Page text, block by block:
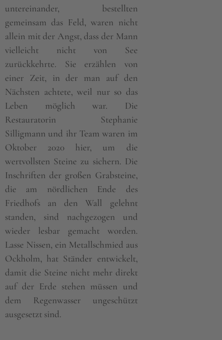
untereinander, bestellten
gemeinsam das Feld, waren nicht
allein mit der Angst, dass der Mann
vielleicht nicht von See
zurückkehrte. Sie erzählen von
einer Zeit, in der man auf den
Nächsten achtete, weil nur so das
Leben möglich war. Die
Restauratorin Stephanie
Silligmann und ihr Team waren im
Oktober 2020 hier, um die
wertvollsten Steine zu sichern. Die
Inschriften der großen Grabsteine,
die am nördlichen Ende des
Friedhofs an den Wall gelehnt
standen, sind nachgezogen und
wieder lesbar gemacht worden.
Lasse Nissen, ein Metallschmied aus
Ockholm, hat Ständer entwickelt,
damit die Steine nicht mehr direkt
auf der Erde stehen müssen und
dem Regenwasser ungeschützt
ausgesetzt sind.